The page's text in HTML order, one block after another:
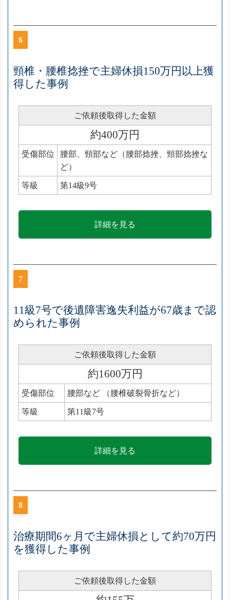
6
頸椎・腰椎捻挫で主婦休損150万円以上獲
得した事例
ご依頼後取得した金額
約400万円
受傷部位
腰部、頸部など（腰部捻挫、頸部捻挫な
ど）
等級 第14級9号
詳細を見る
7
11級7号で後遺障害逸失利益が67歳まで認
められた事例
ご依頼後取得した金額
約1600万円
受傷部位 腰部など （腰椎破裂骨折など）
等級 第11級7号
詳細を見る
8
治療期間6ヶ月で主婦休損として約70万円
を獲得した事例
ご依頼後取得した金額